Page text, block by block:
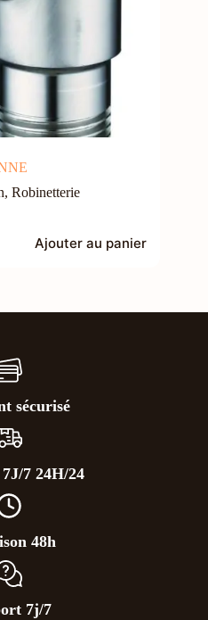
,Robinetterie
Ajouter au panier
sécurisé
7 24H/24
48h
7j/7